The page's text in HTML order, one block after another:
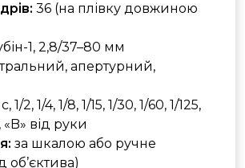
36 (на плівку довжиною
1, 2,8/37–80 мм
апертурний,
с, 1/2, 1/4, 1/8, 1/15, 1/30, 1/60, 1/125,
«B» від руки
за шкалою або ручне
об’єктива)